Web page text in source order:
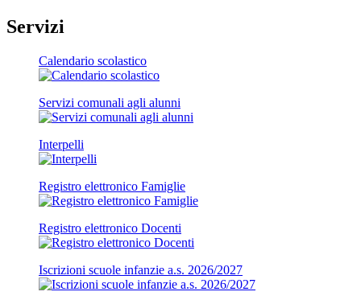
Servizi
Calendario scolastico
Servizi comunali agli alunni
Interpelli
Registro elettronico Famiglie
Registro elettronico Docenti
Iscrizioni scuole infanzie a.s. 2026/2027